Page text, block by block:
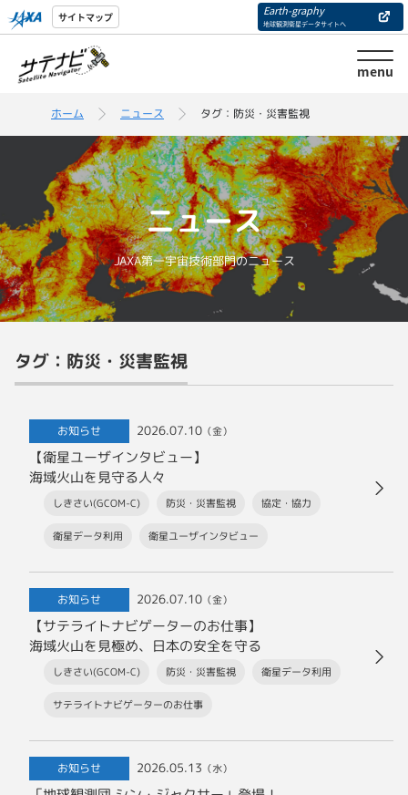
サイトマップ Earth-graphy
地球観測衛星データサイトへ
menu
ホーム ニュース タグ：防災・災害監視
ニュース
JAXA第一宇宙技術部門のニュース
タグ：防災・災害監視
お知らせ 2026.07.10 （金）
【衛星ユーザインタビュー】
海域火山を見守る人々
しきさい(GCOM-C) 防災・災害監視 協定・協力
衛星データ利用 衛星ユーザインタビュー
お知らせ 2026.07.10 （金）
【サテライトナビゲーターのお仕事】
海域火山を見極め、日本の安全を守る
しきさい(GCOM-C) 防災・災害監視 衛星データ利用
サテライトナビゲーターのお仕事
お知らせ 2026.05.13 （水）